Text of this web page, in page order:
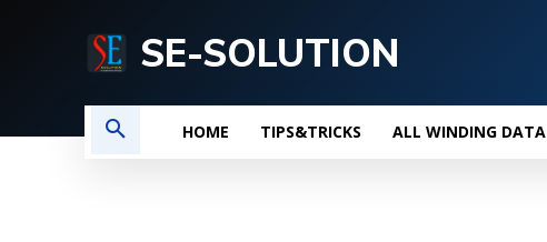
SE-SOLUTION
HOME TIPS&TRICKS ALL WINDING DATA